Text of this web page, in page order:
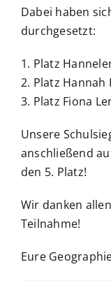
Dabei haben
durchgesetzt:
1. Platz
2. Platz Hannah
3. Platz Fiona
Unsere
anschließend
den 5. Platz!
Wir danken
Teilnahme!
Eure